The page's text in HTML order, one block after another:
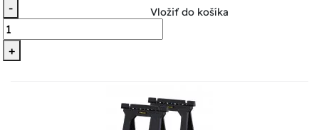
-
+
Vložiť do košíka